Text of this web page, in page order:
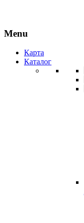
Menu
Карта
Каталог